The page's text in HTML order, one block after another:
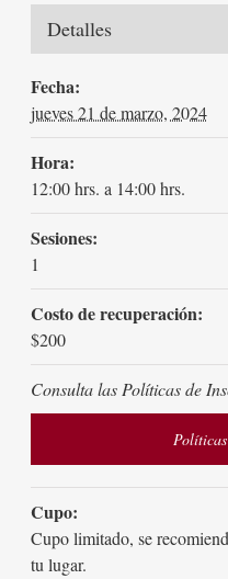
Detalles
Fecha:
jueves 21 de marzo, 2024
Hora:
12:00 hrs. a 14:00 hrs.
Sesiones:
1
Costo de recuperación:
$200
Consulta las Políticas de
Cupo:
Cupo limitado, se
tu lugar.